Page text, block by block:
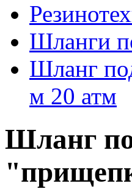
Шланги
Шланг
м 20 атм
Шланг